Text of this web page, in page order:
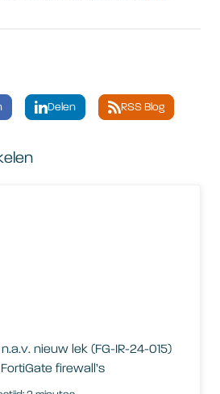
Delen RSS Blog
nieuw lek (FG-IR-24-015)
firewall’s